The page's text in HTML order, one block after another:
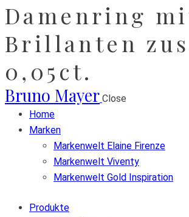
Damenring
Brillanten
0,05ct.
Bruno Mayer Close
Home
Marken
Markenwelt Elaine Firenze
Markenwelt Viventy
Markenwelt Gold Inspiration
Produkte